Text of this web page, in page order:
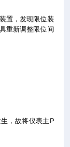
置，发现限位装
重新调整限位间
，故将仪表主P